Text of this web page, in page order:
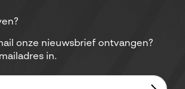
onze nieuwsbrief ontvangen?
in.